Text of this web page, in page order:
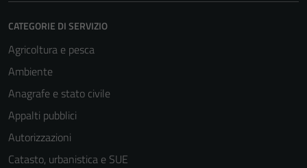
CATEGORIE DI SERVIZIO
Agricoltura e pesca
Ambiente
Anagrafe e stato civile
Appalti pubblici
Autorizzazioni
Catasto, urbanistica e SUE